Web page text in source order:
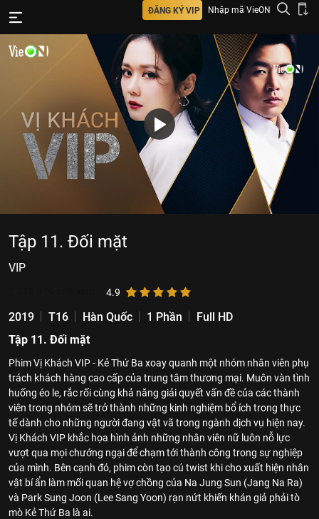
ĐĂNG KÝ VIP Nhập mã VieON
Tập 11. Đối mặt
VIP
4.9
2019 T16 Hàn Quốc 1 Phần
Full HD
Tập 11. Đối mặt
Phim Vị Khách VIP - Kẻ Thứ Ba xoay quanh một nhóm nhân viên phụ
trách khách hàng cao cấp của trung tâm thương mại. Muôn vàn tình
huống éo le, rắc rối cùng khả năng giải quyết vấn đề của các thành
viên trong nhóm sẽ trở thành những kinh nghiệm bổ ích trong thực
tế dành cho những người đang vật vã trong ngành dịch vụ hiện nay.
Vị Khách VIP khắc họa hình ảnh những nhân viên nữ luôn nỗ lực
vượt qua mọi chướng ngại để chạm tới thành công trong sự nghiệp
của mình. Bên cạnh đó, phim còn tạo cú twist khi cho xuất hiện nhân
vật bí ẩn làm mối quan hệ vợ chồng của Na Jung Sun (Jang Na Ra)
và Park Sung Joon (Lee Sang Yoon) rạn nứt khiến khán giả phải tò
mò Kẻ Thứ Ba là ai.